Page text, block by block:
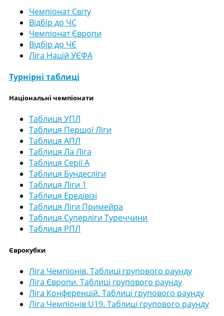
Чемпіонат Світу
Відбір до ЧС
Чемпіонат Європи
Відбір до ЧЄ
Ліга Націй УЄФА
Турнірні таблиці
Національні чемпіонати
Таблиця УПЛ
Таблиця Першої Ліги
Таблиця АПЛ
Таблиця Ла Ліга
Таблиця Серії А
Таблиця Бундесліги
Таблиця Ліги 1
Таблиця Ередівізі
Таблиця Ліги Примейра
Таблиця Суперліги Туреччини
Таблиця РПЛ
Єврокубки
Ліга Чемпіонів. Таблиці групового раунду
Ліга Європи. Таблиці групового раунду
Ліга Конференцій. Таблиці групового раунду
Ліга Чемпіонів U19. Таблиці групового раунду